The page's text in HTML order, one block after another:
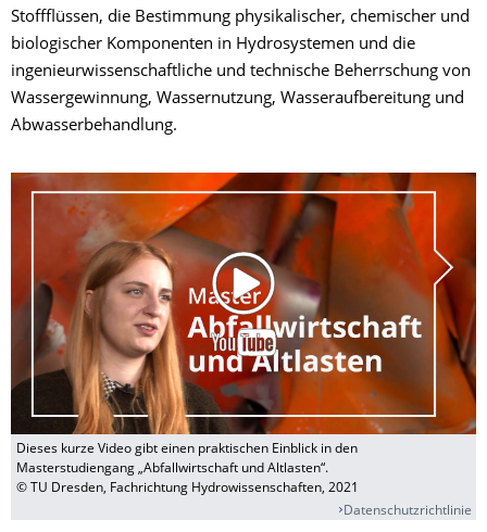
Stoffflüssen, die Bestimmung physikalischer, chemischer und
biologischer Komponenten in Hydrosystemen und die
ingenieurwissenschaftliche und technische Beherrschung von
Wassergewinnung, Wassernutzung, Wasseraufbereitung und
Abwasserbehandlung.
Dieses kurze Video gibt einen praktischen Einblick in den
Masterstudiengang „Abfallwirtschaft und Altlasten“.
© TU Dresden, Fachrichtung Hydrowissenschaften, 2021
Datenschutzrichtlinie